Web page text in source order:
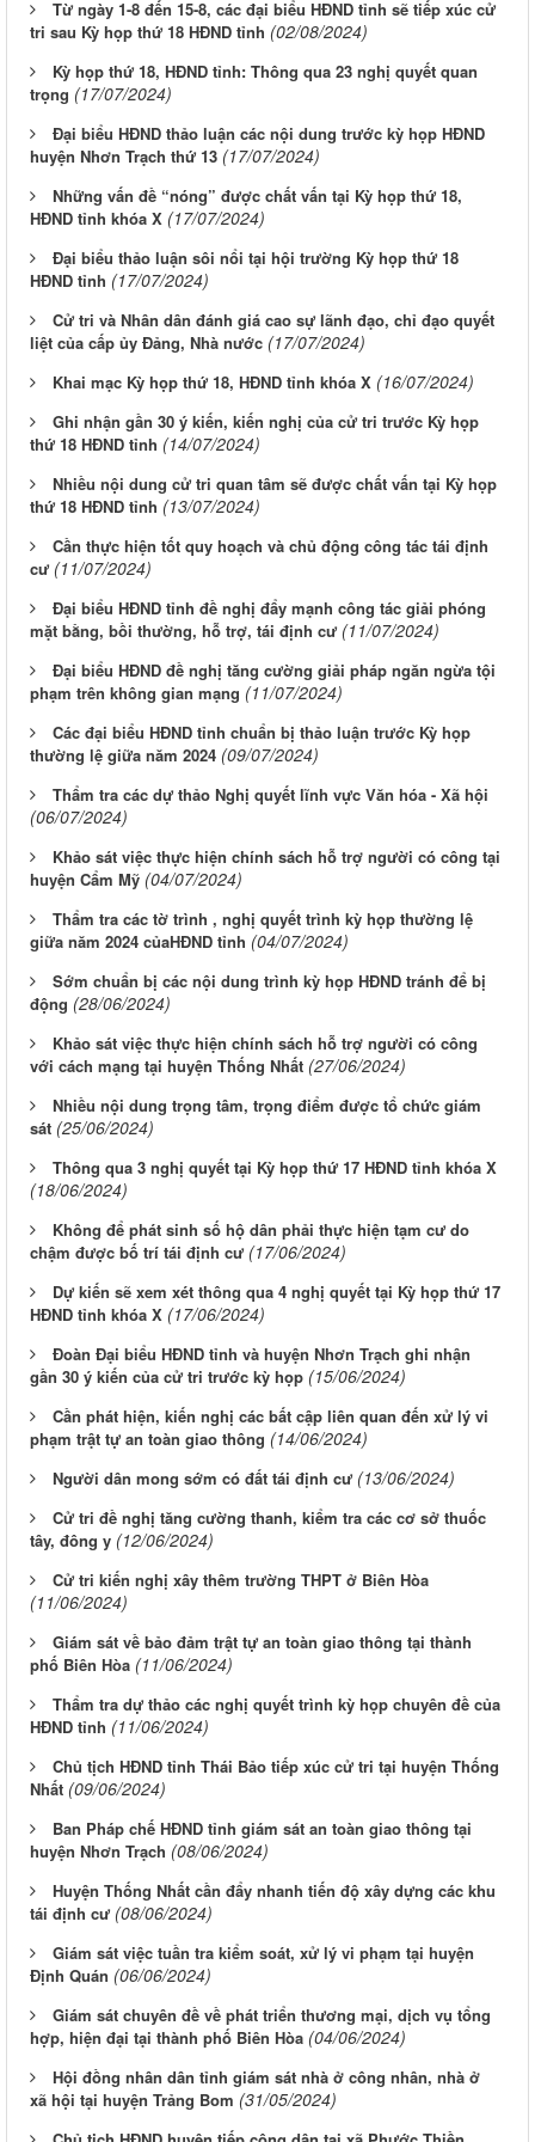
Từ ngày 1-8 đến 15-8, các đại biểu HĐND tỉnh sẽ tiếp xúc cử
tri sau Kỳ họp thứ 18 HĐND tỉnh (02/08/2024)
Kỳ họp thứ 18, HĐND tỉnh: Thông qua 23 nghị quyết quan
trọng (17/07/2024)
Đại biểu HĐND thảo luận các nội dung trước kỳ họp HĐND
huyện Nhơn Trạch thứ 13 (17/07/2024)
Những vấn đề “nóng” được chất vấn tại Kỳ họp thứ 18,
HĐND tỉnh khóa X (17/07/2024)
Đại biểu thảo luận sôi nổi tại hội trường Kỳ họp thứ 18
HĐND tỉnh (17/07/2024)
Cử tri và Nhân dân đánh giá cao sự lãnh đạo, chỉ đạo quyết
liệt của cấp ủy Đảng, Nhà nước (17/07/2024)
Khai mạc Kỳ họp thứ 18, HĐND tỉnh khóa X (16/07/2024)
Ghi nhận gần 30 ý kiến, kiến nghị của cử tri trước Kỳ họp
thứ 18 HĐND tỉnh (14/07/2024)
Nhiều nội dung cử tri quan tâm sẽ được chất vấn tại Kỳ họp
thứ 18 HĐND tỉnh (13/07/2024)
Cần thực hiện tốt quy hoạch và chủ động công tác tái định
cư (11/07/2024)
Đại biểu HĐND tỉnh đề nghị đẩy mạnh công tác giải phóng
mặt bằng, bồi thường, hỗ trợ, tái định cư (11/07/2024)
Đại biểu HĐND đề nghị tăng cường giải pháp ngăn ngừa tội
phạm trên không gian mạng (11/07/2024)
Các đại biểu HĐND tỉnh chuẩn bị thảo luận trước Kỳ họp
thường lệ giữa năm 2024 (09/07/2024)
Thẩm tra các dự thảo Nghị quyết lĩnh vực Văn hóa - Xã hội
(06/07/2024)
Khảo sát việc thực hiện chính sách hỗ trợ người có công tại
huyện Cẩm Mỹ (04/07/2024)
Thẩm tra các tờ trình , nghị quyết trình kỳ họp thường lệ
giữa năm 2024 củaHĐND tỉnh (04/07/2024)
Sớm chuẩn bị các nội dung trình kỳ họp HĐND tránh để bị
động (28/06/2024)
Khảo sát việc thực hiện chính sách hỗ trợ người có công
với cách mạng tại huyện Thống Nhất (27/06/2024)
Nhiều nội dung trọng tâm, trọng điểm được tổ chức giám
sát (25/06/2024)
Thông qua 3 nghị quyết tại Kỳ họp thứ 17 HĐND tỉnh khóa X
(18/06/2024)
Không để phát sinh số hộ dân phải thực hiện tạm cư do
chậm được bố trí tái định cư (17/06/2024)
Dự kiến sẽ xem xét thông qua 4 nghị quyết tại Kỳ họp thứ 17
HĐND tỉnh khóa X (17/06/2024)
Đoàn Đại biểu HĐND tỉnh và huyện Nhơn Trạch ghi nhận
gần 30 ý kiến của cử tri trước kỳ họp (15/06/2024)
Cần phát hiện, kiến nghị các bất cập liên quan đến xử lý vi
phạm trật tự an toàn giao thông (14/06/2024)
Người dân mong sớm có đất tái định cư (13/06/2024)
Cử tri đề nghị tăng cường thanh, kiểm tra các cơ sở thuốc
tây, đông y (12/06/2024)
Cử tri kiến nghị xây thêm trường THPT ở Biên Hòa
(11/06/2024)
Giám sát về bảo đảm trật tự an toàn giao thông tại thành
phố Biên Hòa (11/06/2024)
Thẩm tra dự thảo các nghị quyết trình kỳ họp chuyên đề của
HĐND tỉnh (11/06/2024)
Chủ tịch HĐND tỉnh Thái Bảo tiếp xúc cử tri tại huyện Thống
Nhất (09/06/2024)
Ban Pháp chế HĐND tỉnh giám sát an toàn giao thông tại
huyện Nhơn Trạch (08/06/2024)
Huyện Thống Nhất cần đẩy nhanh tiến độ xây dựng các khu
tái định cư (08/06/2024)
Giám sát việc tuần tra kiểm soát, xử lý vi phạm tại huyện
Định Quán (06/06/2024)
Giám sát chuyên đề về phát triển thương mại, dịch vụ tổng
hợp, hiện đại tại thành phố Biên Hòa (04/06/2024)
Hội đồng nhân dân tỉnh giám sát nhà ở công nhân, nhà ở
xã hội tại huyện Trảng Bom (31/05/2024)